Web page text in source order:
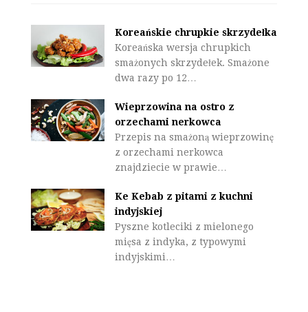
Koreańskie chrupkie skrzydełka
Koreańska wersja chrupkich
smażonych skrzydełek. Smażone
dwa razy po 12…
Wieprzowina na ostro z
orzechami nerkowca
Przepis na smażoną wieprzowinę
z orzechami nerkowca
znajdziecie w prawie…
Ke Kebab z pitami z kuchni
indyjskiej
Pyszne kotleciki z mielonego
mięsa z indyka, z typowymi
indyjskimi…